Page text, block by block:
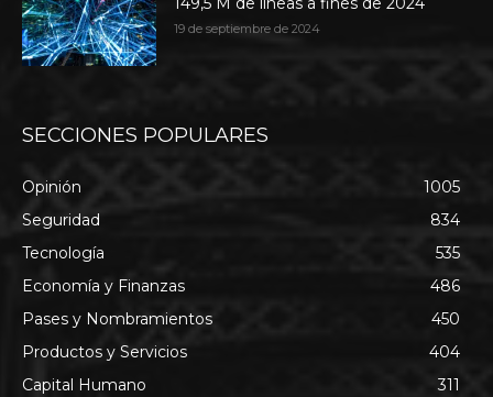
19 de septiembre de 2024
SECCIONES POPULARES
Opinión
1005
Seguridad
834
Tecnología
535
Economía y Finanzas
486
Pases y Nombramientos
450
Productos y Servicios
404
Capital Humano
311